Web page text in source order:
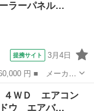
ラーパネル…
提携サイト 3月4日
レード名： Ｇ
ーパネル 電子レン
４ＷＤ エアコン
ドウ エアバ…